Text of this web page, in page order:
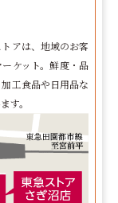
アは、地域のお客
ケット。鮮度・品
工食品や日用品な
す。